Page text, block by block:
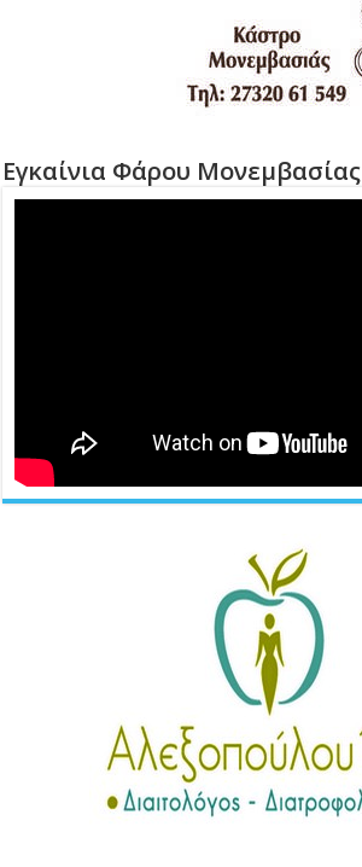
Εγκαίνια Φάρου Μονεμβασίας